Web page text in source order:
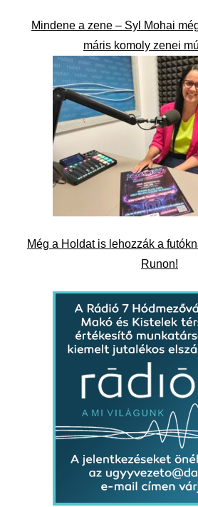
Mindene a zene – Syl Mohai
máris komoly zenei
Még a Holdat is lehozzák a
Runon!